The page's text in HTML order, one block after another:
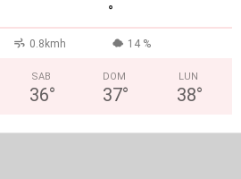
°
0.8kmh 14 %
SAB
36°
DOM
37°
LUN
38°